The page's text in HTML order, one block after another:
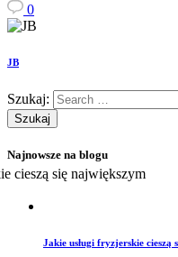
0
JB
Szukaj:
Najnowsze na blogu
Jakie usługi fryzjerskie cieszą